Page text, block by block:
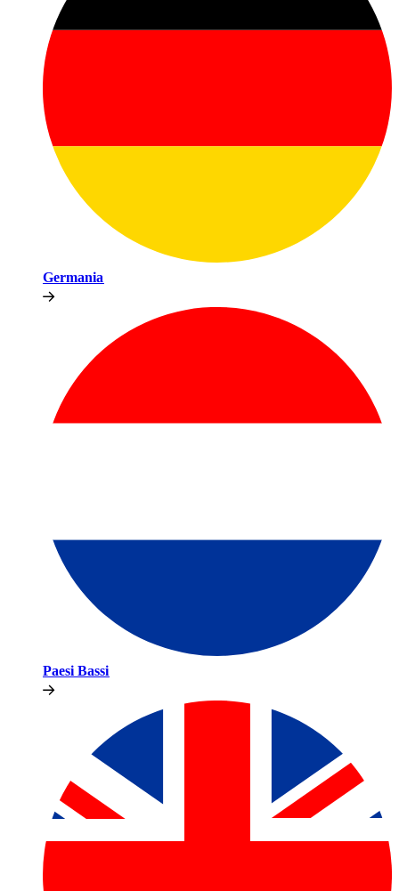
Germania​​
Paesi Bassi​​